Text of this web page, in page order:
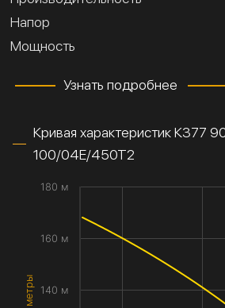
Напор
Мощность
Узнать подробнее
Кривая характеристик К377
100/04Е/450Т2
140 м
160 м
180 м